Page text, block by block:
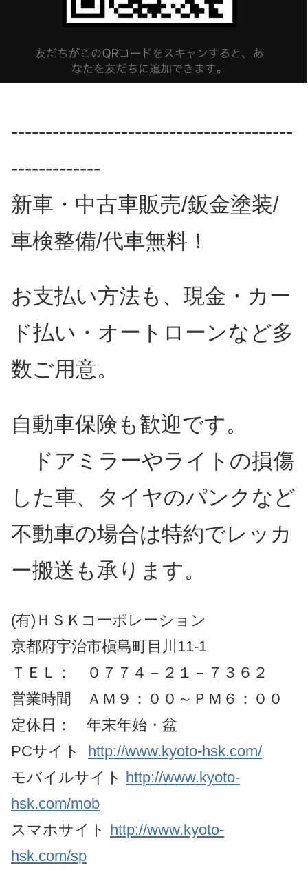
-----------------------------------------
-------------
新車・中古車販売/鈑金塗装/
車検整備/代車無料！
お支払い方法も、現金・カー
ド払い・オートローンなど多
数ご用意。
自動車保険も歓迎です。
ドアミラーやライトの損傷
した車、タイヤのパンクなど
不動車の場合は特約でレッカ
ー搬送も承ります。
(有)ＨＳＫコーポレーション
京都府宇治市槇島町目川11-1
ＴＥＬ： ０７７４－２１－７３６２
営業時間 ＡＭ９：００～ＰＭ６：００
定休日： 年末年始・盆
PCサイト http://www.kyoto-hsk.com/
モバイルサイト http://www.kyoto-
hsk.com/mob
スマホサイト http://www.kyoto-
hsk.com/sp